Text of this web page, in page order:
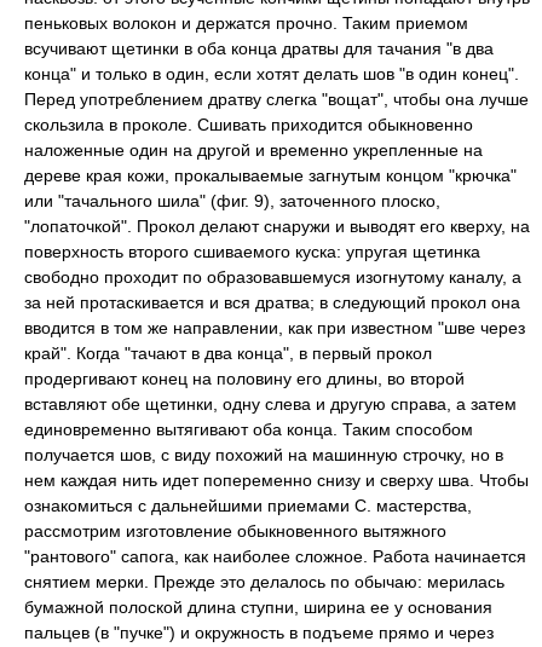
пеньковых волокон и держатся прочно. Таким приемом
всучивают щетинки в оба конца дратвы для тачания "в два
конца" и только в один, если хотят делать шов "в один конец".
Перед употреблением дратву слегка "вощат", чтобы она лучше
скользила в проколе. Сшивать приходится обыкновенно
наложенные один на другой и временно укрепленные на
дереве края кожи, прокалываемые загнутым концом "крючка"
или "тачального шила" (фиг. 9), заточенного плоско,
"лопаточкой". Прокол делают снаружи и выводят его кверху, на
поверхность второго сшиваемого куска: упругая щетинка
свободно проходит по образовавшемуся изогнутому каналу, а
за ней протаскивается и вся дратва; в следующий прокол она
вводится в том же направлении, как при известном "шве через
край". Когда "тачают в два конца", в первый прокол
продергивают конец на половину его длины, во второй
вставляют обе щетинки, одну слева и другую справа, а затем
единовременно вытягивают оба конца. Таким способом
получается шов, с виду похожий на машинную строчку, но в
нем каждая нить идет попеременно снизу и сверху шва. Чтобы
ознакомиться с дальнейшими приемами С. мастерства,
рассмотрим изготовление обыкновенного вытяжного
"рантового" сапога, как наиболее сложное. Работа начинается
снятием мерки. Прежде это делалось по обычаю: мерилась
бумажной полоской длина ступни, ширина ее у основания
пальцев (в "пучке") и окружность в подъеме прямо и через